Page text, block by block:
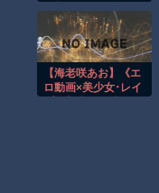
【画像】十二支合体
【動画】ロシア軍の
【動画】逃げる判断
渡邊渚さん「私が
を布かれること
【海老咲あお】《エ
ロ動画×美少女･レイ